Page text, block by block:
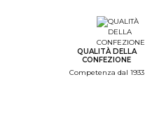
QUALITÀ DELLA
CONFEZIONE
Competenza dal 1933